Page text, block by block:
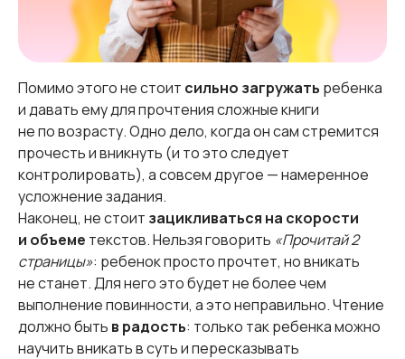
Помимо этого не стоит сильно загружать ребенка
и давать ему для прочтения сложные книги
не по возрасту. Одно дело, когда он сам стремится
прочесть и вникнуть (и то это следует
контролировать), а совсем другое — намеренное
усложнение задания.
Наконец, не стоит зацикливаться на скорости
и объеме текстов. Нельзя говорить «Прочитай 2
страницы»: ребенок просто прочтет, но вникать
не станет. Для него это будет не более чем
выполнение повинности, а это неправильно. Чтение
должно быть в радость: только так ребенка можно
научить вникать в суть и пересказывать